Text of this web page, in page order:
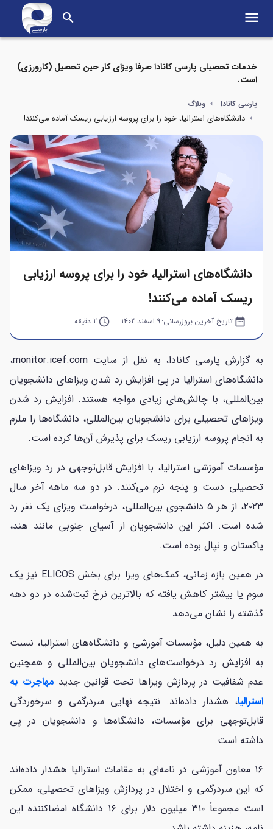
search menu
خدمات تحصیلی پارسی کانادا صرفا ویزای کار حین تحصیل (کارورزی)
است.
پارسی کانادا وبلاگ
دانشگاه‌های استرالیا، خود را برای پروسه ارزیابی ریسک آماده می‌کنند!
دانشگاه‌های استرالیا، خود را برای پروسه ارزیابی
ریسک آماده می‌کنند!
date_range تاریخ آخرین بروزرسانی:9 اسفند 1402 query_builder2 دقیقه
به گزارش پارسی کانادا، به نقل از سایت monitor.icef.com،
دانشگاه‌های استرالیا در پی افزایش رد شدن ویزا‌های دانشجویان
بین‌المللی، با چالش‌های زیادی مواجه هستند. افزایش رد شدن
ویزا‌های تحصیلی برای دانشجویان بین‌المللی، دانشگاه‌ها را ملزم
به انجام پروسه ارزیابی ریسک برای پذیرش آن‌ها کرده است.
مؤسسات آموزشی استرالیا، با افزایش قابل‌توجهی در رد ویزا‌های
تحصیلی دست و پنجه نرم می‌کنند. در دو سه ماهه آخر سال
۲۰۲۳، از هر ۵ دانشجوی بین‌المللی، درخواست ویزای یک نفر رد
شده است. اکثر این دانشجویان از آسیای جنوبی مانند هند،
پاکستان و نپال بوده است.
در همین بازه زمانی، کمک‌های ویزا برای بخش ELICOS نیز یک
سوم یا بیشتر کاهش یافته که بالاترین نرخ ثبت‌شده در دو دهه
گذشته را نشان می‌دهد.
به همین دلیل، مؤسسات آموزشی و دانشگاه‌های استرالیا، نسبت
به افزایش رد درخواست‌های دانشجویان بین‌المللی و همچنین
عدم شفافیت در پردازش ویزا‌ها تحت قوانین جدید مهاجرت به
استرالیا، هشدار داده‌اند. نتیجه نهایی سردرگمی و سرخوردگی
قابل‌توجهی برای مؤسسات، دانشگاه‌ها و دانشجویان در پی
داشته است.
۱۶ معاون آموزشی در نامه‌ای به مقامات استرالیا هشدار داده‌اند
که این سردرگمی و اختلال در پردازش ویزا‌های تحصیلی، ممکن
است مجموعاً ۳۱۰ میلیون دلار برای ۱۶ دانشگاه امضاکننده این